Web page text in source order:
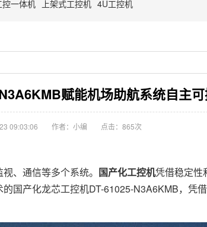
控一体机 上架式工控机 4U工控机
赋能机场助航系统自主
09:03:06 作者：小编 点击： 865次
、通信等多个系统。 国产化工控机凭借稳定性
国产化龙芯工控机DT-61025-N3A6KMB，凭